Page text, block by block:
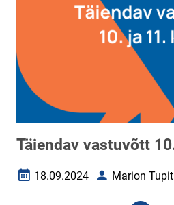
Täiendav vastuvõtt
Loomise kuupäev
18.09.2024 AutorMarion